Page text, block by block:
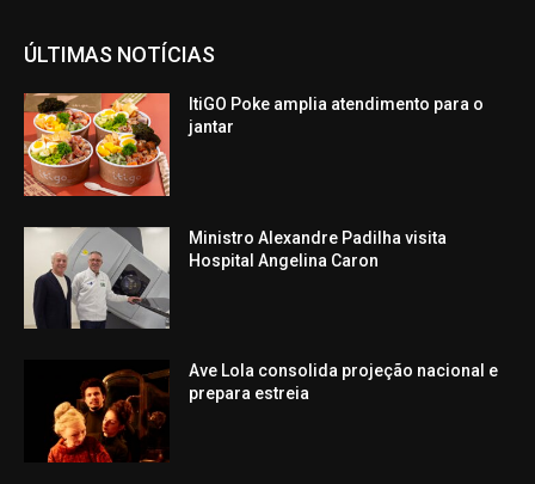
ÚLTIMAS NOTÍCIAS
ItiGO Poke amplia atendimento para o
jantar
Ministro Alexandre Padilha visita
Hospital Angelina Caron
Ave Lola consolida projeção nacional e
prepara estreia